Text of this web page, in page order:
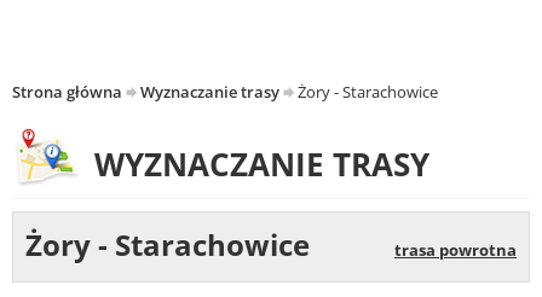
Strona główna Wyznaczanie trasy Żory - Starachowice
WYZNACZANIE TRASY
Żory - Starachowice trasa powrotna